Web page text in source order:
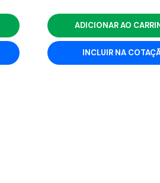
ADICIONAR AO
INCLUIR NA